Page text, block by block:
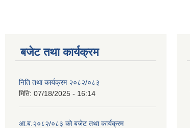
बजेट तथा कार्यक्रम
निति तथा कार्यक्रम २०८२/०८३
मिति: 07/18/2025 - 16:14
आ.ब.२०८२/०८३ को बजेट तथा कार्यक्रम